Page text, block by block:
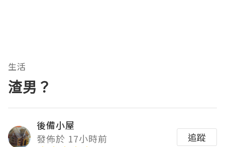
生活
渣男？
後備小屋
發佈於 17小時前
追蹤